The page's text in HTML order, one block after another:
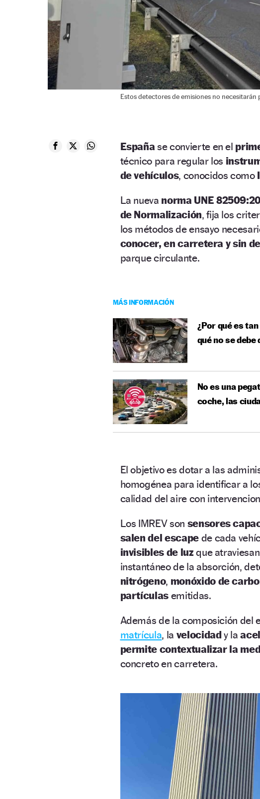
Estos detectores de emisiones no necesitarán
Españase convierte en el
técnico para regular los
de vehículos, conocidos como
La nueva norma UNE
de Normalización, fija los
los métodos de ensayo
conocer, en carretera y sin
parque circulante.
MÁS INFORMACIÓN
¿Por qué es
qué no se debe
No es una
coche, las
El objetivo es dotar a las
homogénea para identificar a
calidad del aire con
Los IMREV son sensores
salen del escape de cada
invisibles de luz que
instantáneo de la absorción,
nitrógeno, monóxido de
partículas emitidas.
Además de la composición del
matrícula, la velocidady la
permite contextualizar la
concreto en carretera.